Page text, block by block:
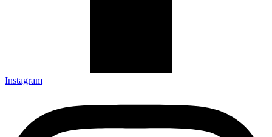
Instagram